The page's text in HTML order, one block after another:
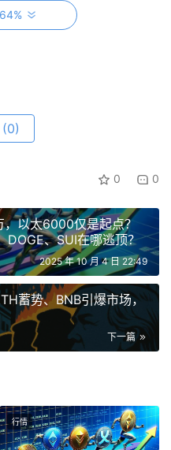
会再次挑战前高 118K，甚
减说明空头乏力，高低点
。
天创出新高后回踩到 MA30
的迹象，且已经收复了阴
1100 前高，甚至再创历史
乎是板上钉钉。现在还要继
(0)
0 0
以太6000仅是起点？
DOGE、SUI在哪逃顶？
2025 年 10 月 4 日 22:49
蓄势、BNB引爆市场，
下一篇
行情